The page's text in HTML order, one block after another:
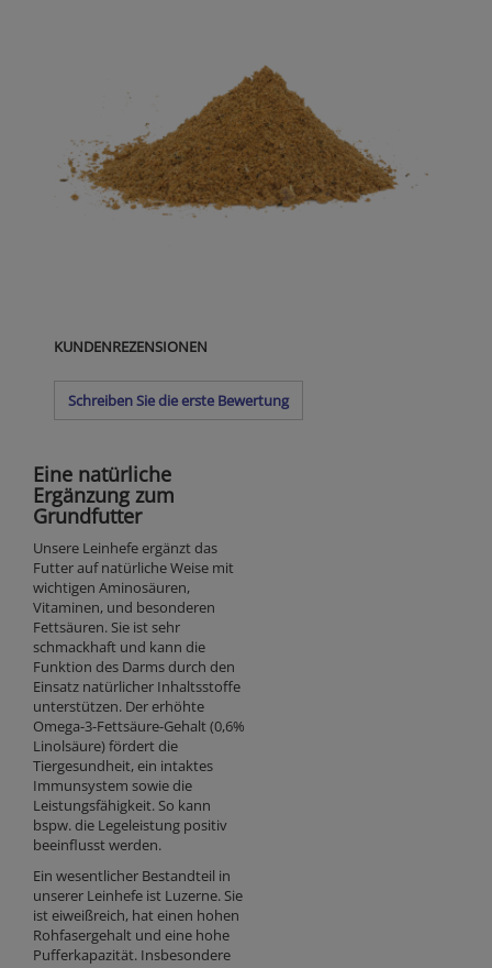
KUNDENREZENSIONEN
Schreiben Sie die erste Bewertung
Eine natürliche
Ergänzung zum
Grundfutter
Unsere Leinhefe ergänzt das
Futter auf natürliche Weise mit
wichtigen Aminosäuren,
Vitaminen, und besonderen
Fettsäuren. Sie ist sehr
schmackhaft und kann die
Funktion des Darms durch den
Einsatz natürlicher Inhaltsstoffe
unterstützen. Der erhöhte
Omega-3-Fettsäure-Gehalt (0,6%
Linolsäure) fördert die
Tiergesundheit, ein intaktes
Immunsystem sowie die
Leistungsfähigkeit. So kann
bspw. die Legeleistung positiv
beeinflusst werden.
Ein wesentlicher Bestandteil in
unserer Leinhefe ist Luzerne. Sie
ist eiweißreich, hat einen hohen
Rohfasergehalt und eine hohe
Pufferkapazität. Insbesondere